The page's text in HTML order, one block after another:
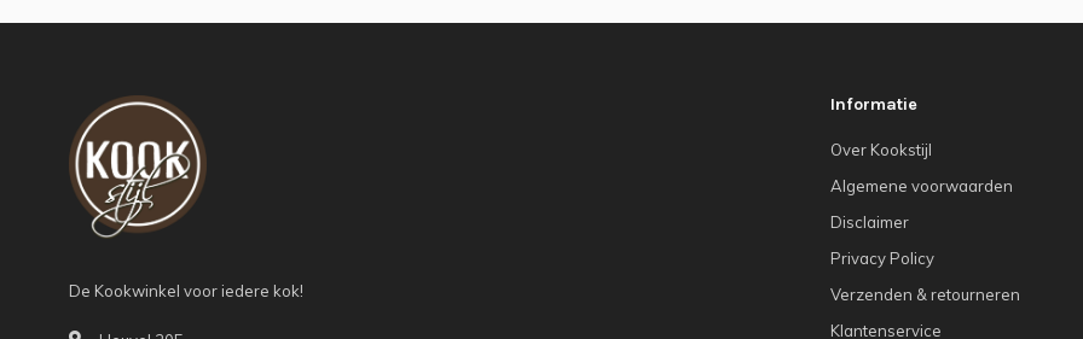
De Kookwinkel voor iedere kok!
Informatie
Over Kookstijl
Algemene voorwaarden
Disclaimer
Privacy Policy
Verzenden & retourneren
Klantenservice